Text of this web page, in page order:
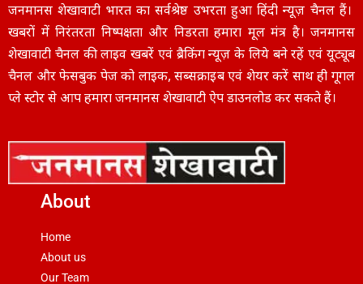
जनमानस शेखावाटी भारत का सर्वश्रेष्ठ उभरता हुआ हिंदी न्यूज़ चैनल हैं।
खबरों में निरंतरता निष्पक्षता और निडरता हमारा मूल मंत्र है। जनमानस
शेखावाटी चैनल की लाइव खबरें एवं ब्रैकिंग न्यूज़ के लिये बने रहें एवं यूट्यूब
चैनल और फेसबुक पेज को लाइक, सब्सक्राइब एवं शेयर करें साथ ही गूगल
प्ले स्टोर से आप हमारा जनमानस शेखावाटी ऐप डाउनलोड कर सकते हैं।
About
Home
About us
Our Team